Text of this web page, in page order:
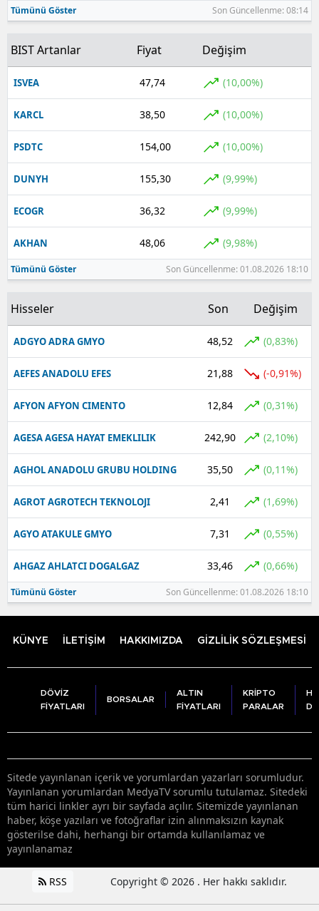
Tümünü Göster Son Güncellenme: 08:14
BIST Artanlar Fiyat Değişim
ISVEA 47,74 (10,00%)
KARCL 38,50 (10,00%)
PSDTC 154,00 (10,00%)
DUNYH 155,30 (9,99%)
ECOGR 36,32 (9,99%)
AKHAN 48,06 (9,98%)
Tümünü Göster Son Güncellenme: 01.08.2026 18:10
Hisseler Son Değişim
ADGYO ADRA GMYO 48,52 (0,83%)
AEFES ANADOLU EFES 21,88 (-0,91%)
AFYON AFYON CIMENTO 12,84 (0,31%)
AGESA AGESA HAYAT EMEKLILIK 242,90 (2,10%)
AGHOL ANADOLU GRUBU HOLDING 35,50 (0,11%)
AGROT AGROTECH TEKNOLOJI 2,41 (1,69%)
AGYO ATAKULE GMYO 7,31 (0,55%)
AHGAZ AHLATCI DOGALGAZ 33,46 (0,66%)
Tümünü Göster Son Güncellenme: 01.08.2026 18:10
KÜNYE İLETİŞİM HAKKIMIZDA GİZLİLİK SÖZLEŞMESİ
DÖVİZ
FİYATLARI
BORSALAR
ALTIN
FİYATLARI
KRİPTO
PARALAR
Sitede yayınlanan içerik ve yorumlardan yazarları sorumludur.
Yayınlanan yorumlardan MedyaTV sorumlu tutulamaz. Sitedeki
tüm harici linkler ayrı bir sayfada açılır. Sitemizde yayınlanan
haber, köşe yazıları ve fotoğraflar izin alınmaksızın kaynak
gösterilse dahi, herhangi bir ortamda kullanılamaz ve
yayınlanamaz
RSS Copyright © 2026 . Her hakkı saklıdır.